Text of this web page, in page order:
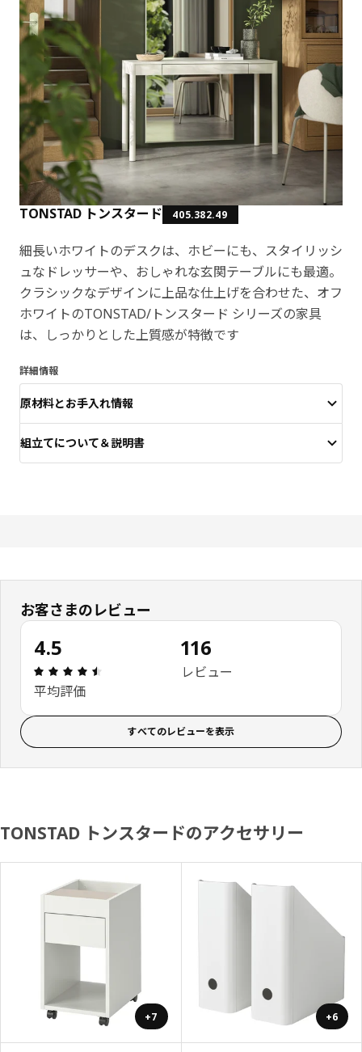
TONSTAD トンスタード 405.382.49
細長いホワイトのデスクは、ホビーにも、スタイリッシ
ュなドレッサーや、おしゃれな玄関テーブルにも最適。
クラシックなデザインに上品な仕上げを合わせた、オフ
ホワイトのTONSTAD/トンスタード シリーズの家具
は、しっかりとした上質感が特徴です
詳細情報
原材料とお手入れ情報
組立てについて＆説明書
お客さまのレビュー
4.5
レビュー: 4.5 5 星の数 総レビュー: 116
平均評価
116
レビュー
すべてのレビューを表示
TONSTAD トンスタードのアクセサリー
+7 +6